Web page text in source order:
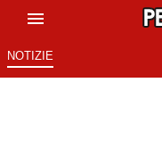
NOTIZIE